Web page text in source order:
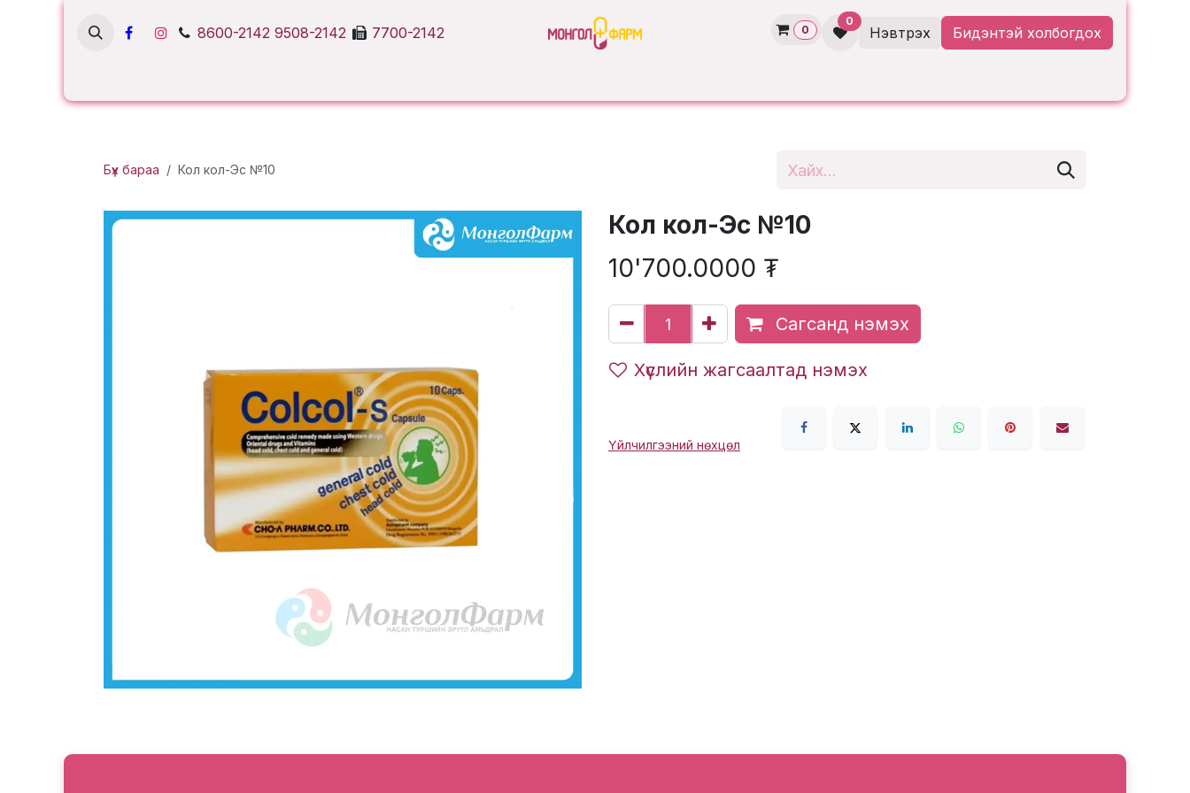
8600-2142 9508-2142 7700-2142 0
0
Нэвтрэх Бидэнтэй холбогдох
Бүх бараа Кол кол-Эс №10
Кол кол-Эс №10
10'700.0000 ₮
Сагсанд нэмэх
Хүслийн жагсаалтад нэмэх
Үйлчилгээний нөхцөл